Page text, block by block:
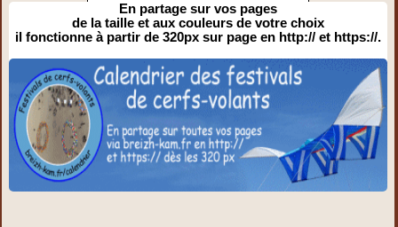
En partage sur vos pages
de la taille et aux couleurs de votre choix
il fonctionne à partir de 320px sur page en http:// et https://.